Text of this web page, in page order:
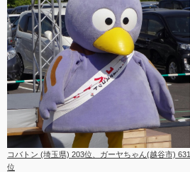
コバトン (埼玉県) 203位、ガーヤちゃん(越谷市) 631
位